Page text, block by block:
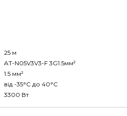
25 м
AT-N05V3V3-F 3G1.5мм²
1.5 мм²
від -35°С до 40°С
3300 Вт